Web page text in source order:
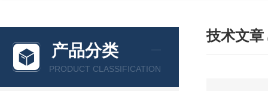
产品分类
PRODUCT CLASSIFICATION
技术文章